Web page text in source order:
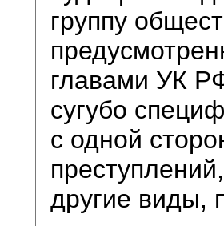
группу
главами УК
сугубо
с одной
другие виды,